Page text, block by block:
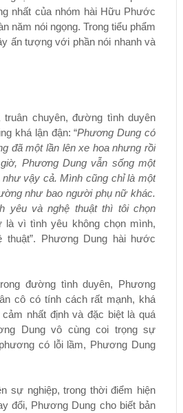
nhất của nhóm hài Hữu Phước
năm nói ngọng. Trong tiểu phẩm
ấn tượng với phần nói nhanh và
truân chuyên, đường tình duyên
khá lận đận: “Phương Dung có
đã một lần lên xe hoa nhưng rồi
Phương Dung vẫn sống một
vậy cả. Mình cũng chỉ là một
như bao người phụ nữ khác.
yêu và nghệ thuật thì tôi chọn
là vì tình yêu không chọn mình,
thuật”. Phương Dung hài hước
đường tình duyên, Phương
cô có tính cách rất mạnh, khá
cảm nhất định và đặc biệt là quá
Dung vô cùng coi trọng sự
có lỗi lầm, Phương Dung
sự nghiệp, trong thời điểm hiện
đổi, Phương Dung cho biết bản